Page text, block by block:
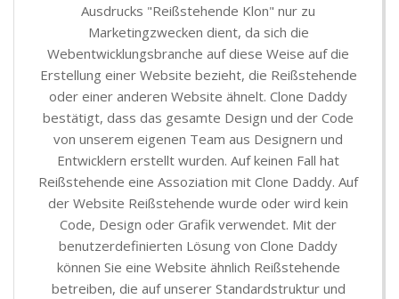
Ausdrucks "Reißstehende Klon" nur zu
Marketingzwecken dient, da sich die
Webentwicklungsbranche auf diese Weise auf die
Erstellung einer Website bezieht, die Reißstehende
oder einer anderen Website ähnelt. Clone Daddy
bestätigt, dass das gesamte Design und der Code
von unserem eigenen Team aus Designern und
Entwicklern erstellt wurden. Auf keinen Fall hat
Reißstehende eine Assoziation mit Clone Daddy. Auf
der Website Reißstehende wurde oder wird kein
Code, Design oder Grafik verwendet. Mit der
benutzerdefinierten Lösung von Clone Daddy
können Sie eine Website ähnlich Reißstehende
betreiben, die auf unserer Standardstruktur und